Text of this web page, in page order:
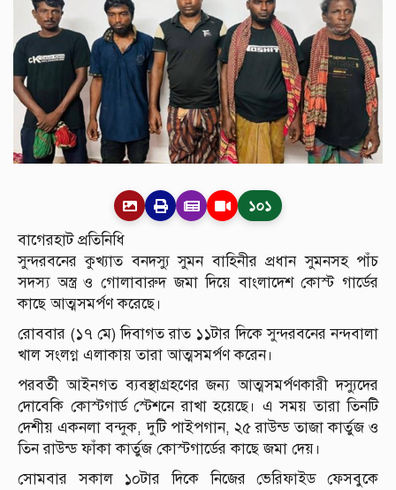
১০১
বাগেরহাট প্রতিনিধি
সুন্দরবনের কুখ্যাত বনদস্যু সুমন বাহিনীর প্রধান সুমনসহ পাঁচ
সদস্য অস্ত্র ও গোলাবারুদ জমা দিয়ে বাংলাদেশ কোস্ট গার্ডের
কাছে আত্মসমর্পণ করেছে।
রোববার (১৭ মে) দিবাগত রাত ১১টার দিকে সুন্দরবনের নন্দবালা
খাল সংলগ্ন এলাকায় তারা আত্মসমর্পণ করেন।
পরবর্তী আইনগত ব্যবস্থাগ্রহণের জন্য আত্মসমর্পণকারী দস্যুদের
দোবেকি কোস্টগার্ড স্টেশনে রাখা হয়েছে। এ সময় তারা তিনটি
দেশীয় একনলা বন্দুক, দুটি পাইপগান, ২৫ রাউন্ড তাজা কার্তুজ ও
তিন রাউন্ড ফাঁকা কার্তুজ কোস্টগার্ডের কাছে জমা দেয়।
সোমবার সকাল ১০টার দিকে নিজের ভেরিফাইড ফেসবুকে